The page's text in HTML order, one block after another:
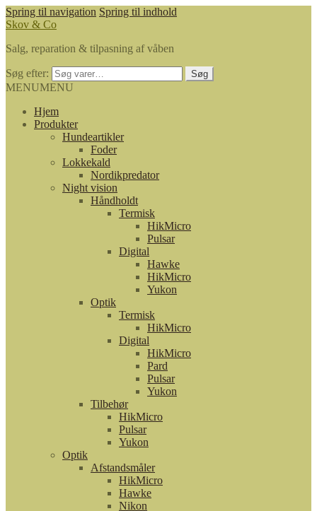
Spring til navigation Spring til indhold
Skov & Co
Salg, reparation & tilpasning af våben
Søg efter: Søg
MENUMENU
Hjem
Produkter
Hundeartikler
Foder
Lokkekald
Nordikpredator
Night vision
Håndholdt
Termisk
HikMicro
Pulsar
Digital
Hawke
HikMicro
Yukon
Optik
Termisk
HikMicro
Digital
HikMicro
Pard
Pulsar
Yukon
Tilbehør
HikMicro
Pulsar
Yukon
Optik
Afstandsmåler
HikMicro
Hawke
Nikon